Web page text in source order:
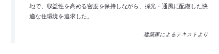
地で、収益性を高める密度を保持しながら、採光・通風に配慮した快
適な住環境を追求した。
建築家によるテキストより